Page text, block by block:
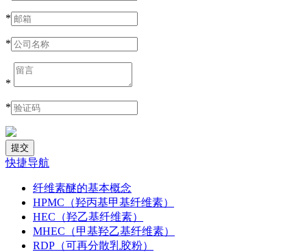
*
*
*
*
快捷导航
纤维素醚的基本概念
HPMC（羟丙基甲基纤维素）
HEC（羟乙基纤维素）
MHEC（甲基羟乙基纤维素）
RDP（可再分散乳胶粉）